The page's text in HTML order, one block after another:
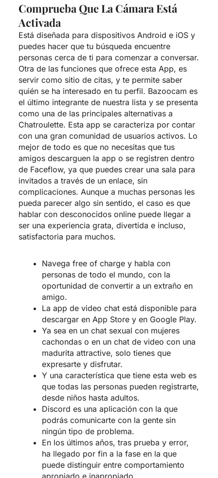
Comprueba Que La Cámara Está
Activada
Está diseñada para dispositivos Android e iOS y
puedes hacer que tu búsqueda encuentre
personas cerca de ti para comenzar a conversar.
Otra de las funciones que ofrece esta App, es
servir como sitio de citas, y te permite saber
quién se ha interesado en tu perfil. Bazoocam es
el último integrante de nuestra lista y se presenta
como una de las principales alternativas a
Chatroulette. Esta app se caracteriza por contar
con una gran comunidad de usuarios activos. Lo
mejor de todo es que no necesitas que tus
amigos descarguen la app o se registren dentro
de Faceflow, ya que puedes crear una sala para
invitados a través de un enlace, sin
complicaciones. Aunque a muchas personas les
pueda parecer algo sin sentido, el caso es que
hablar con desconocidos online puede llegar a
ser una experiencia grata, divertida e incluso,
satisfactoria para muchos.
Navega free of charge y habla con
personas de todo el mundo, con la
oportunidad de convertir a un extraño en
amigo.
La app de video chat está disponible para
descargar en App Store y en Google Play.
Ya sea en un chat sexual con mujeres
cachondas o en un chat de video con una
madurita attractive, solo tienes que
expresarte y disfrutar.
Y una característica que tiene esta web es
que todas las personas pueden registrarte,
desde niños hasta adultos.
Discord es una aplicación con la que
podrás comunicarte con la gente sin
ningún tipo de problema.
En los últimos años, tras prueba y error,
ha llegado por fin a la fase en la que
puede distinguir entre comportamiento
apropiado e inapropiado.